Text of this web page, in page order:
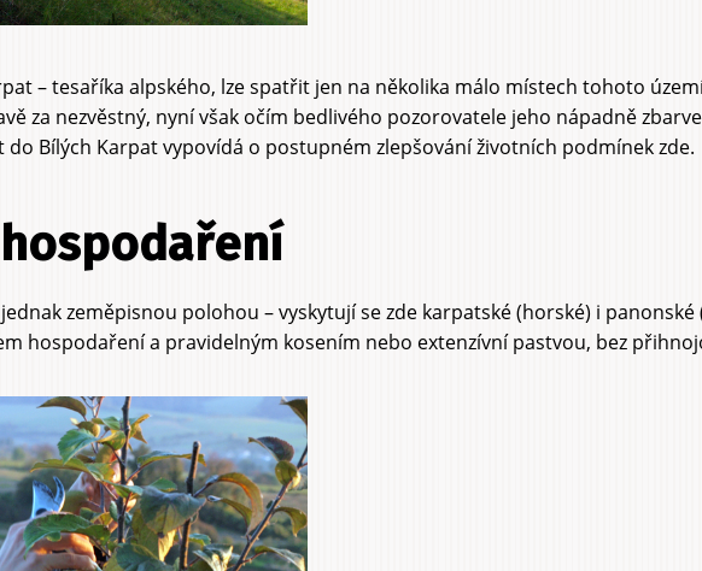
– tesaříka alpského, lze spatřit jen na několika málo místech tohoto
za nezvěstný, nyní však očím bedlivého pozorovatele jeho nápadně
Bílých Karpat vypovídá o postupném zlepšování životních podmínek zde.
zeměpisnou polohou – vyskytují se zde karpatské (horské) i
hospodaření a pravidelným kosením nebo extenzívní pastvou, bez